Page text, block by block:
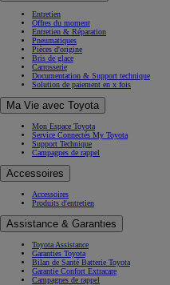
Entretien
Offres du moment
Entretien & Réparation
Pneumatiques
Pièces d'origine
Bris de glace
Carrosserie
Documentation & Support technique
Solution de paiement en x fois
Ma Vie avec Toyota
Mon Espace Toyota
Service Connectés My Toyota
Support Technique
Campagnes de rappel
Accessoires
Accessoires
Produits d'entretien
Assistance & Garanties
Toyota Assistance
Garanties Toyota
Bilan de Santé Batterie Toyota
Garantie Confort Extracare
Campagnes de rappel